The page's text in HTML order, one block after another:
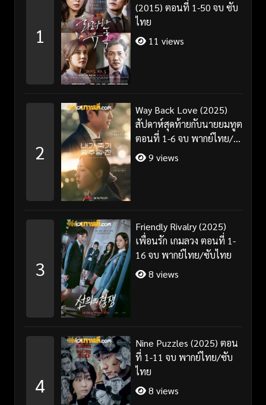
1
(2015) ตอนที่ 1-50 จบ ซับ
ไทย
11 views
2
Way Back Love (2025)
สัปดาห์สุดท้ายกับนายยมทูต
ตอนที่ 1-6 จบ พากย์ไทย/
ซับไทย
9 views
3
Friendly Rivalry (2025)
เพื่อนรัก เกมลวง ตอนที่ 1-
16 จบ พากย์ไทย/ซับไทย
8 views
4
Nine Puzzles (2025) ตอน
ที่ 1-11 จบ พากย์ไทย/ซับ
ไทย
8 views